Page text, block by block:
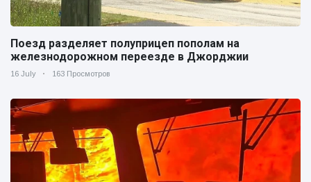
Поезд разделяет полуприцеп пополам на
железнодорожном переезде в Джорджии
16 July 163 Просмотров